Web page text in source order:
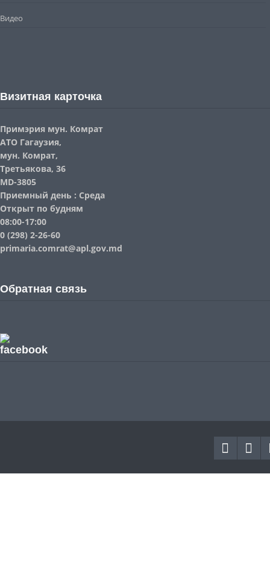
Видео
Визитная карточка
Примэрия мун. Комрат
АТО Гагаузия,
мун. Комрат,
Третьякова, 36
MD-3805
Приемный день : Среда
Открыт по будням
08:00-17:00
0 (298) 2-26-60
primaria.comrat@apl.gov.md
Обратная связь
facebook